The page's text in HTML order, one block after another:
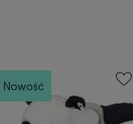
Nowość